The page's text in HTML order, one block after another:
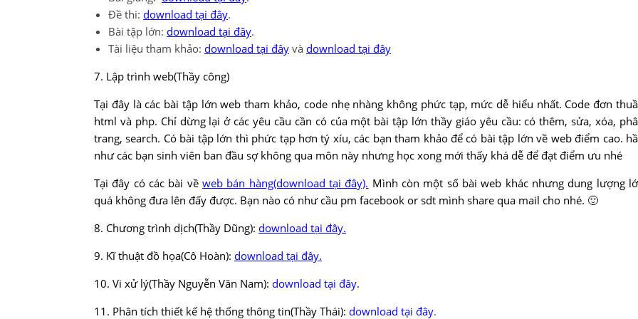
Đề thi: download tại đây.
Bài tập lớn: download tại đây.
Tài liệu tham khảo: download tại đây và download tại đây
7. Lập trình web(Thầy công)
Tại đây là các bài tập lớn web tham khảo, code nhẹ nhàng không phức tạp, mức dễ hiểu nhất. Code đơn
html và php. Chỉ dừng lại ở các yêu cầu cần có của một bài tập lớn thầy giáo yêu cầu: có thêm, sửa, xóa,
trang, search. Có bài tập lớn thì phức tạp hơn tý xíu, các bạn tham khảo để có bài tập lớn về web điểm cao.
như các bạn sinh viên ban đầu sợ không qua môn này nhưng học xong mới thấy khá dễ để đạt điểm ưu nhé
Tại đây có các bài về web bán hàng(download tại đây). Mình còn một số bài web khác nhưng dung lượng
quá không đưa lên đấy được. Bạn nào có như cầu pm facebook or sdt mình share qua mail cho nhé. 🙂
8. Chương trình dịch(Thầy Dũng): download tại đây.
9. Kĩ thuật đồ họa(Cô Hoàn): download tại đây.
10. Vi xử lý(Thầy Nguyễn Văn Nam): download tại đây.
11. Phân tích thiết kế hệ thống thông tin(Thầy Thái): download tại đây.